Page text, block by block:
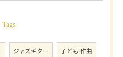
Tags
ジャズギター 子ども 作曲